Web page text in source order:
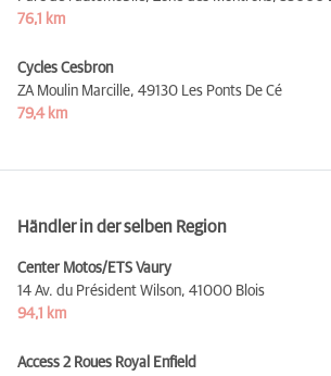
76,1 km
Cycles Cesbron
ZA Moulin Marcille, 49130 Les Ponts De Cé
79,4 km
Händler in der selben Region
Center Motos/ETS Vaury
14 Av. du Président Wilson, 41000 Blois
94,1 km
Access 2 Roues Royal Enfield